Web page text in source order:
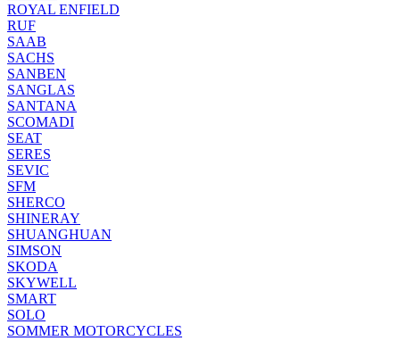
ROYAL ENFIELD
RUF
SAAB
SACHS
SANBEN
SANGLAS
SANTANA
SCOMADI
SEAT
SERES
SEVIC
SFM
SHERCO
SHINERAY
SHUANGHUAN
SIMSON
SKODA
SKYWELL
SMART
SOLO
SOMMER MOTORCYCLES